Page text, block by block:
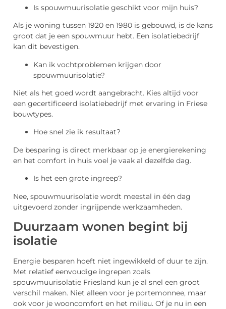
Is spouwmuurisolatie geschikt voor mijn huis?
Als je woning tussen 1920 en 1980 is gebouwd, is de kans
groot dat je een spouwmuur hebt. Een isolatiebedrijf
kan dit bevestigen.
Kan ik vochtproblemen krijgen door
spouwmuurisolatie?
Niet als het goed wordt aangebracht. Kies altijd voor
een gecertificeerd isolatiebedrijf met ervaring in Friese
bouwtypes.
Hoe snel zie ik resultaat?
De besparing is direct merkbaar op je energierekening
en het comfort in huis voel je vaak al dezelfde dag.
Is het een grote ingreep?
Nee, spouwmuurisolatie wordt meestal in één dag
uitgevoerd zonder ingrijpende werkzaamheden.
Duurzaam wonen begint bij
isolatie
Energie besparen hoeft niet ingewikkeld of duur te zijn.
Met relatief eenvoudige ingrepen zoals
spouwmuurisolatie Friesland kun je al snel een groot
verschil maken. Niet alleen voor je portemonnee, maar
ook voor je wooncomfort en het milieu. Of je nu in een